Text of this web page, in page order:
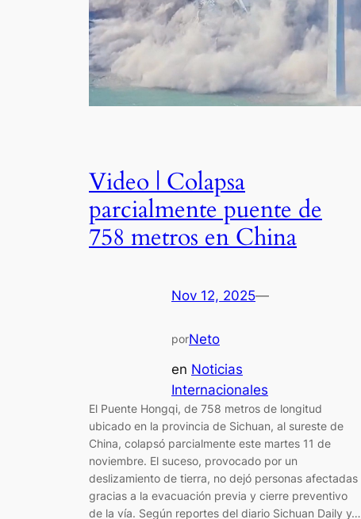
Video | Colapsa
parcialmente puente de
758 metros en China
Nov 12, 2025—
porNeto
en Noticias
Internacionales
El Puente Hongqi, de 758 metros de longitud
ubicado en la provincia de Sichuan, al sureste de
China, colapsó parcialmente este martes 11 de
noviembre. El suceso, provocado por un
deslizamiento de tierra, no dejó personas afectadas
gracias a la evacuación previa y cierre preventivo
de la vía. Según reportes del diario Sichuan Daily y…